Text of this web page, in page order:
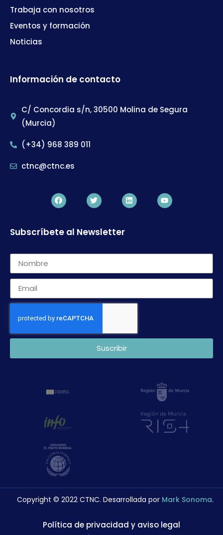
Trabaja con nosotros
Eventos y formación
Noticias
Información de contacto
C/ Concordia s/n, 30500 Molina de Segura
(Murcia)
(+34) 968 389 011
ctnc@ctnc.es
Subscríbete al Newsletter
Suscribir
Copyright © 2022 CTNC. Desarrollada por Mark Sonoma.
Política de privacidad y aviso legal